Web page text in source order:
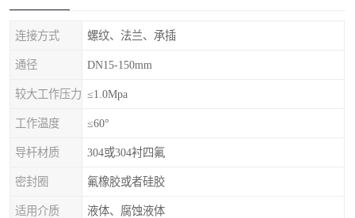
连接方式 螺纹、法兰、承插
通径 DN15-150mm
较大工作压力 ≤1.0Mpa
工作温度 ≤60°
导杆材质 304或304衬四氟
密封圈 氟橡胶或者硅胶
适用介质 液体、腐蚀液体